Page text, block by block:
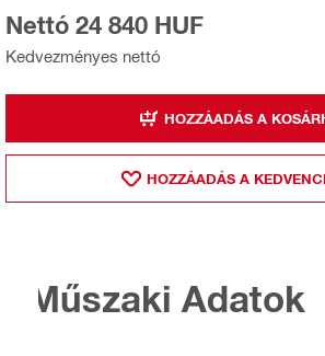
Kedvezményes nettó
Nettó 24 840 HUF
HOZZÁADÁS A
HOZZÁADÁS A
Műszaki Adatok